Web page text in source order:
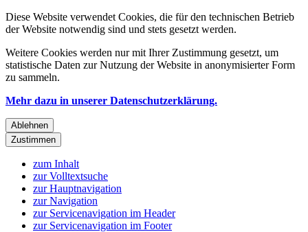
Diese Website verwendet Cookies, die für den technischen Betrieb
der Website notwendig sind und stets gesetzt werden.
Weitere Cookies werden nur mit Ihrer Zustimmung gesetzt, um
statistische Daten zur Nutzung der Website in anonymisierter Form
zu sammeln.
Mehr dazu in unserer Datenschutzerklärung.
Ablehnen
Zustimmen
zum Inhalt
zur Volltextsuche
zur Hauptnavigation
zur Navigation
zur Servicenavigation im Header
zur Servicenavigation im Footer